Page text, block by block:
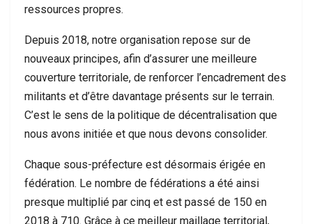
ressources propres.
Depuis 2018, notre organisation repose sur de
nouveaux principes, afin d’assurer une meilleure
couverture territoriale, de renforcer l’encadrement des
militants et d’être davantage présents sur le terrain.
C’est le sens de la politique de décentralisation que
nous avons initiée et que nous devons consolider.
Chaque sous-préfecture est désormais érigée en
fédération. Le nombre de fédérations a été ainsi
presque multiplié par cinq et est passé de 150 en
2018 à 710. Grâce à ce meilleur maillage territorial,